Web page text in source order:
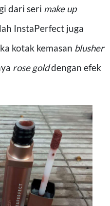
dari seri make up
InstaPerfect juga
kotak kemasan blusher
rose golddengan efek